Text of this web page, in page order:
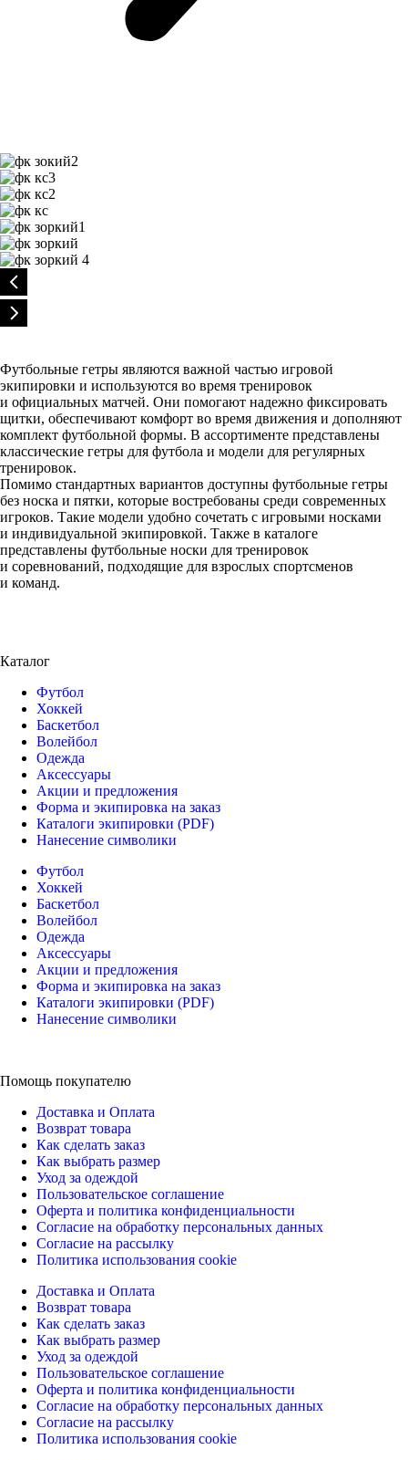
Футбольные гетры являются важной частью игровой
экипировки и используются во время тренировок
и официальных матчей. Они помогают надежно фиксировать
щитки, обеспечивают комфорт во время движения и дополняют
комплект футбольной формы. В ассортименте представлены
классические гетры для футбола и модели для регулярных
тренировок.
Помимо стандартных вариантов доступны футбольные гетры
без носка и пятки, которые востребованы среди современных
игроков. Такие модели удобно сочетать с игровыми носками
и индивидуальной экипировкой. Также в каталоге
представлены футбольные носки для тренировок
и соревнований, подходящие для взрослых спортсменов
и команд.
Каталог
Футбол
Хоккей
Баскетбол
Волейбол
Одежда
Аксессуары
Акции и предложения
Форма и экипировка на заказ
Каталоги экипировки (PDF)
Нанесение символики
Футбол
Хоккей
Баскетбол
Волейбол
Одежда
Аксессуары
Акции и предложения
Форма и экипировка на заказ
Каталоги экипировки (PDF)
Нанесение символики
Помощь покупателю
Доставка и Оплата
Возврат товара
Как сделать заказ
Как выбрать размер
Уход за одеждой
Пользовательское соглашение
Оферта и политика конфиденциальности
Согласие на обработку персональных данных
Согласие на рассылку
Политика использования cookie
Доставка и Оплата
Возврат товара
Как сделать заказ
Как выбрать размер
Уход за одеждой
Пользовательское соглашение
Оферта и политика конфиденциальности
Согласие на обработку персональных данных
Согласие на рассылку
Политика использования cookie